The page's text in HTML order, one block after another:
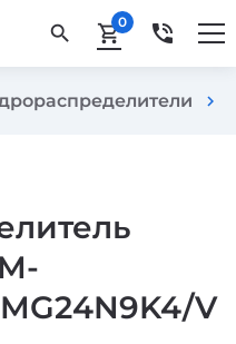
search shopping_cart0 phone_in_talk
chevron_right
V